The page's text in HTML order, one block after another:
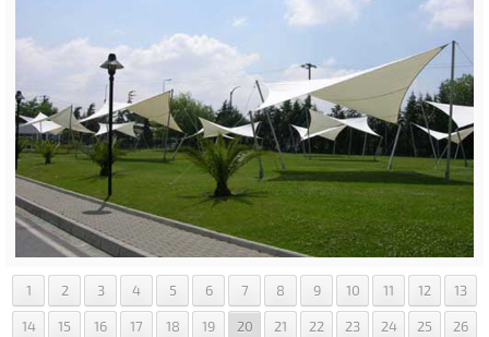
1 2 3 4 5 6 7 8 9 10 11 12 13
14 15 16 17 18 19 20 21 22 23 24 25 26